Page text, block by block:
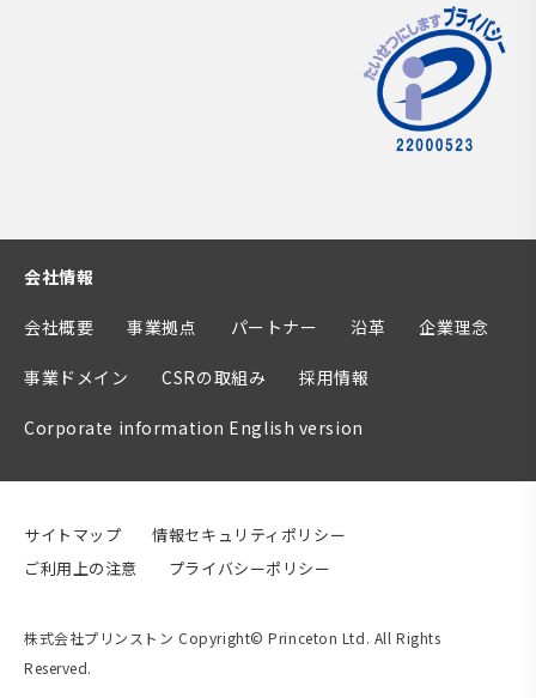
会社情報
会社概要 事業拠点 パートナー 沿革 企業理念
事業ドメイン CSRの取組み 採用情報
Corporate information English version
サイトマップ
情報セキュリティポリシー
ご利用上の注意
プライバシーポリシー
株式会社プリンストン Copyright© Princeton Ltd. All Rights
Reserved.